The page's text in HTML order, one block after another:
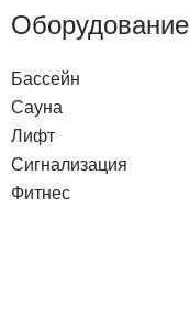
Оборудование
Бассейн
Сауна
Лифт
Сигнализация
Фитнес